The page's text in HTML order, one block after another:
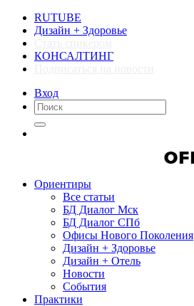
RUTUBE
Дизайн + Здоровье
КОНСАЛТИНГ
Вход
Ориентиры
Все статьи
БД Диалог Мск
БД Диалог СПб
Офисы Нового Поколения
Дизайн + Здоровье
Дизайн + Отель
Новости
События
Практики